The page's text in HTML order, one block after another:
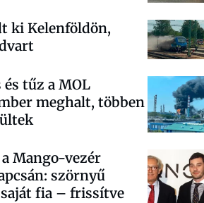
ki Kelenföldön,
tűz a MOL
meghalt, többen
Mango-vezér
szörnyű
fia – frissítve